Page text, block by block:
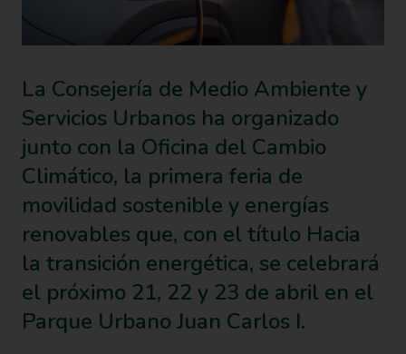
La Consejería de Medio Ambiente y
Servicios Urbanos ha organizado
junto con la Oficina del Cambio
Climático, la primera feria de
movilidad sostenible y energías
renovables que, con el título Hacia
la transición energética, se celebrará
el próximo 21, 22 y 23 de abril en el
Parque Urbano Juan Carlos I.